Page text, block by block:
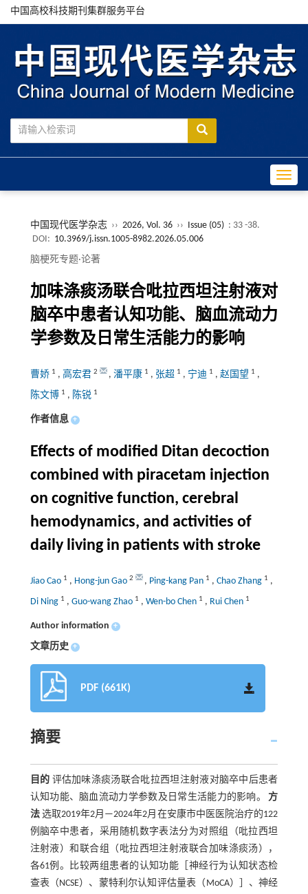
中国高校科技期刊集群服务平台
中国现代医学杂志 ›› 2026, Vol. 36 ›› Issue (05) : 33 -38.
DOI: 10.3969/j.issn.1005-8982.2026.05.006
脑梗死专题·论著
加味涤痰汤联合吡拉西坦注射液对
脑卒中患者认知功能、脑血流动力
学参数及日常生活能力的影响
曹娇 1 , 高宏君 2 , 潘平康 1 , 张超 1 , 宁迪 1 , 赵国望 1 ,
陈文博 1 , 陈锐 1
作者信息 +
Effects of modified Ditan decoction
combined with piracetam injection
on cognitive function, cerebral
hemodynamics, and activities of
daily living in patients with stroke
Jiao Cao 1 , Hong-jun Gao 2 , Ping-kang Pan 1 , Chao Zhang 1 ,
Di Ning 1 , Guo-wang Zhao 1 , Wen-bo Chen 1 , Rui Chen 1
Author information +
文章历史 +
PDF (661K)
摘要
目的 评估加味涤痰汤联合吡拉西坦注射液对脑卒中后患者
认知功能、脑血流动力学参数及日常生活能力的影响。 方
法选取2019年2月—2024年2月在安康市中医医院治疗的122
例脑卒中患者，采用随机数字表法分为对照组（吡拉西坦
注射液）和联合组（吡拉西坦注射液联合加味涤痰汤），
各61例。比较两组患者的认知功能［神经行为认知状态检
查表（NCSE）、蒙特利尔认知评估量表（MoCA）］、神经